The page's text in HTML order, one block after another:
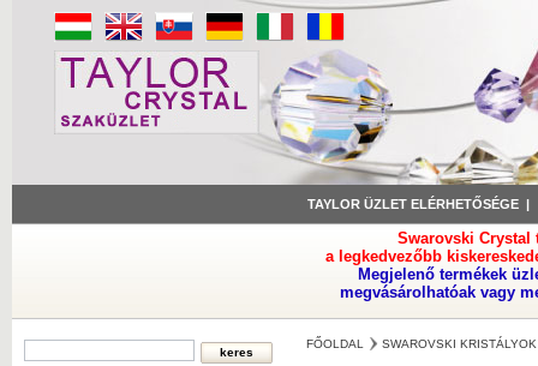
TAYLOR ÜZLET ELÉRHETŐSÉGE
Swarovski Crystal
a legkedvezőbb
Megjelenő termékek
megvásárolhatóak vagy
FŐOLDAL SWAROVSKI